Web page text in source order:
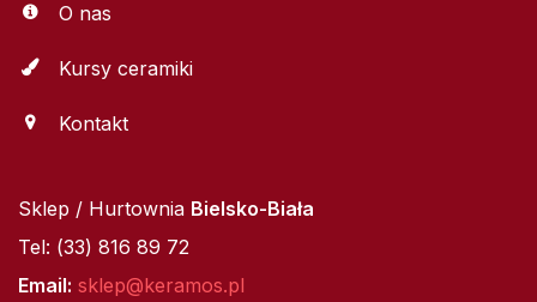
O nas
Kursy ceramiki
Kontakt
Sklep / Hurtownia Bielsko-Biała
Tel: (33) 816 89 72
Email: sklep@keramos.pl